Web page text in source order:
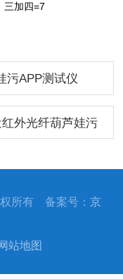
三加四=7
污APP测试仪
外光纤葫芦娃污
有 备案号：京
站地图